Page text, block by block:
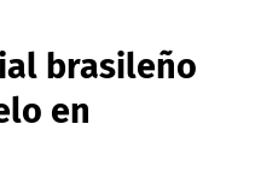
brasileño
en